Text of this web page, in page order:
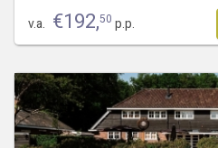
v.a. €192,50 p.p.